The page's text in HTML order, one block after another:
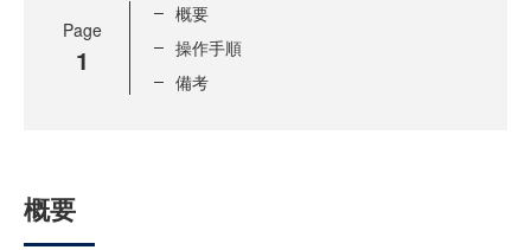
Page
1
概要
操作手順
備考
概要